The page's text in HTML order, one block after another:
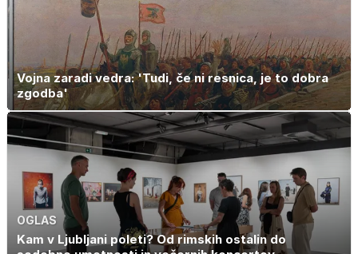
Vojna zaradi vedra: 'Tudi, če ni resnica, je to dobra
zgodba'
OGLAS
Kam v Ljubljani poleti? Od rimskih ostalin do